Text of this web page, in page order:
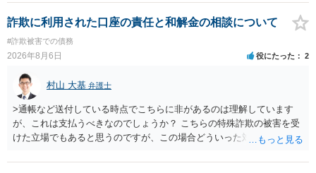
ることには消極的なことが多いものの、お近くの弁護士にご依頼しチ
ャレンジなさる意義は十分にあると思います。
詐欺に利用された口座の責任と和解金の相談について
#詐欺被害での債務
2026年8月6日 役にたった 2
村山 大基 弁護士
>通帳など送付している時点でこちらに非があるのは理解しています
が、これは支払うべきなのでしょうか？ こちらの特殊詐欺の被害を受
けた立場でもあると思うのですが、この場合どういった対処が必要で
がいいとは思います。 そもそも、特殊詐欺関係なく旦那さんの行為